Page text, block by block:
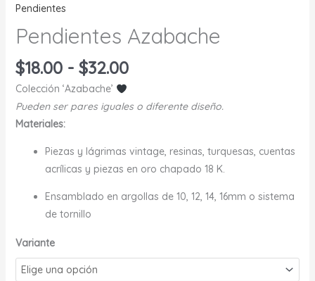
Pendientes
Pendientes Azabache
$18.00 - $32.00Rango
precios:
hasta
$32.00
Colección ‘Azabache’
Pueden ser pares iguales o diferente diseño.
Materiales:
Piezas y lágrimas vintage, resinas, turquesas, cuentas
acrílicas y piezas en oro chapado 18 K.
Ensamblado en argollas de 10, 12, 14, 16mm o sistema
de tornillo
Variante